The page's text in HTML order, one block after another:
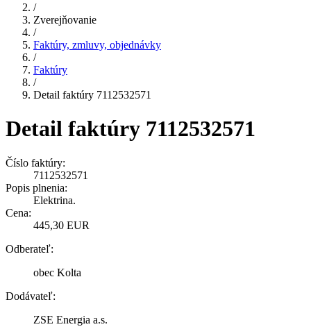
/
Zverejňovanie
/
Faktúry, zmluvy, objednávky
/
Faktúry
/
Detail faktúry 7112532571
Detail faktúry 7112532571
Číslo faktúry:
7112532571
Popis plnenia:
Elektrina.
Cena:
445,30 EUR
Odberateľ:
obec Kolta
Dodávateľ:
ZSE Energia a.s.